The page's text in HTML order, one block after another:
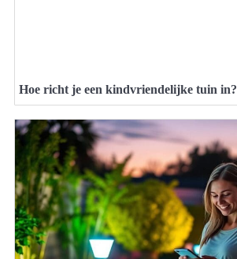
Hoe richt je een kindvriendelijke tuin in?